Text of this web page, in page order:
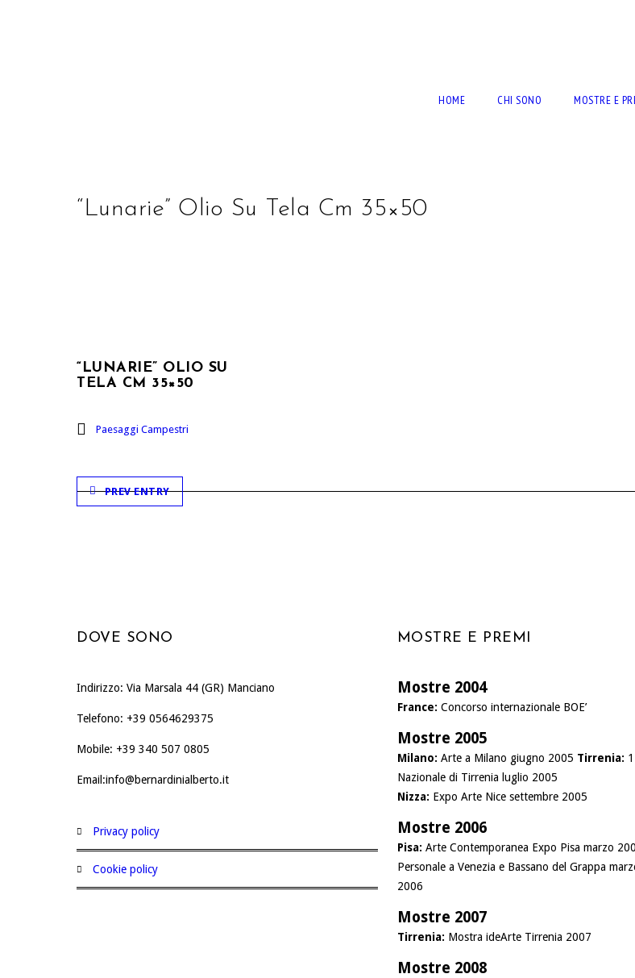
HOME CHI SONO MOSTRE E
“Lunarie” Olio Su Tela Cm 35×50
“LUNARIE” OLIO SU
TELA CM 35×50
Paesaggi Campestri
PREV ENTRY
DOVE SONO
Indirizzo: Via Marsala 44 (GR) Manciano
Telefono: +39 0564629375
Mobile: +39 340 507 0805
Email:info@bernardinialberto.it
privacy policy
cookie policy
MOSTRE E PREMI
Mostre 2004
France: Concorso internazionale BOE’
Mostre 2005
Milano: Arte a Milano giugno 2005 Tirrenia:
Nazionale di Tirrenia luglio 2005
Nizza: Expo Arte Nice settembre 2005
Mostre 2006
Pisa: Arte Contemporanea Expo Pisa marzo
Personale a Venezia e Bassano del Grappa
2006
Mostre 2007
Tirrenia: Mostra ideArte Tirrenia 2007
Mostre 2008